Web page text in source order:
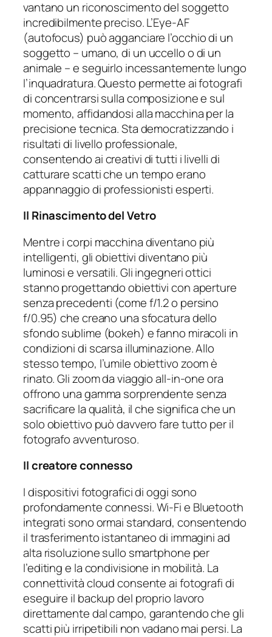
vantano un riconoscimento del soggetto
incredibilmente preciso. L’Eye-AF
(autofocus) può agganciare l’occhio di un
soggetto – umano, di un uccello o di un
animale – e seguirlo incessantemente lungo
l’inquadratura. Questo permette ai fotografi
di concentrarsi sulla composizione e sul
momento, affidandosi alla macchina per la
precisione tecnica. Sta democratizzando i
risultati di livello professionale,
consentendo ai creativi di tutti i livelli di
catturare scatti che un tempo erano
appannaggio di professionisti esperti.
Il Rinascimento del Vetro
Mentre i corpi macchina diventano più
intelligenti, gli obiettivi diventano più
luminosi e versatili. Gli ingegneri ottici
stanno progettando obiettivi con aperture
senza precedenti (come f/1.2 o persino
f/0.95) che creano una sfocatura dello
sfondo sublime (bokeh) e fanno miracoli in
condizioni di scarsa illuminazione. Allo
stesso tempo, l’umile obiettivo zoom è
rinato. Gli zoom da viaggio all-in-one ora
offrono una gamma sorprendente senza
sacrificare la qualità, il che significa che un
solo obiettivo può davvero fare tutto per il
fotografo avventuroso.
Il creatore connesso
I dispositivi fotografici di oggi sono
profondamente connessi. Wi-Fi e Bluetooth
integrati sono ormai standard, consentendo
il trasferimento istantaneo di immagini ad
alta risoluzione sullo smartphone per
l’editing e la condivisione in mobilità. La
connettività cloud consente ai fotografi di
eseguire il backup del proprio lavoro
direttamente dal campo, garantendo che gli
scatti più irripetibili non vadano mai persi. La